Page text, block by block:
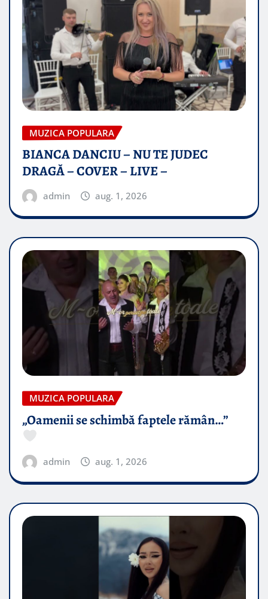
MUZICA POPULARA
BIANCA DANCIU – NU TE JUDEC
DRAGĂ – COVER – LIVE –
admin aug. 1, 2026
MUZICA POPULARA
„Oamenii se schimbă faptele rămân…”
admin aug. 1, 2026